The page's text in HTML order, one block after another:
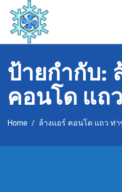
content
ป้ายกำกับ:
คอนโด แถ
Home ล้างแอร์ คอนโด แถว ท่า